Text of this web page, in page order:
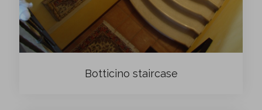
Botticino staircase